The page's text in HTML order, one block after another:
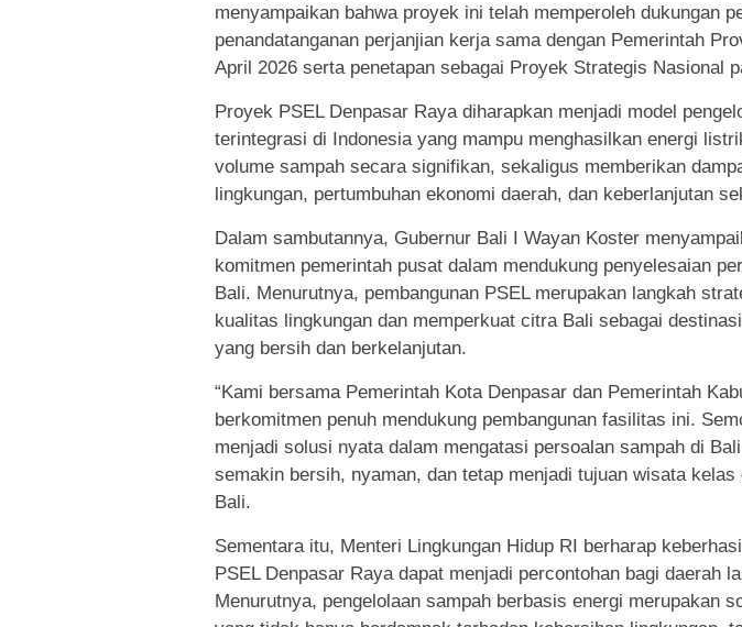
menyampaikan bahwa proyek ini telah memperoleh dukungan
penandatanganan perjanjian kerja sama dengan Pemerintah
April 2026 serta penetapan sebagai Proyek Strategis Nasional
Proyek PSEL Denpasar Raya diharapkan menjadi model
terintegrasi di Indonesia yang mampu menghasilkan energi
volume sampah secara signifikan, sekaligus memberikan
lingkungan, pertumbuhan ekonomi daerah, dan keberlanjutan
Dalam sambutannya, Gubernur Bali I Wayan Koster
komitmen pemerintah pusat dalam mendukung penyelesaian
Bali. Menurutnya, pembangunan PSEL merupakan langkah
kualitas lingkungan dan memperkuat citra Bali sebagai
yang bersih dan berkelanjutan.
“Kami bersama Pemerintah Kota Denpasar dan Pemerintah
berkomitmen penuh mendukung pembangunan fasilitas ini.
menjadi solusi nyata dalam mengatasi persoalan sampah di
semakin bersih, nyaman, dan tetap menjadi tujuan wisata kelas
Bali.
Sementara itu, Menteri Lingkungan Hidup RI berharap
PSEL Denpasar Raya dapat menjadi percontohan bagi daerah
Menurutnya, pengelolaan sampah berbasis energi merupakan